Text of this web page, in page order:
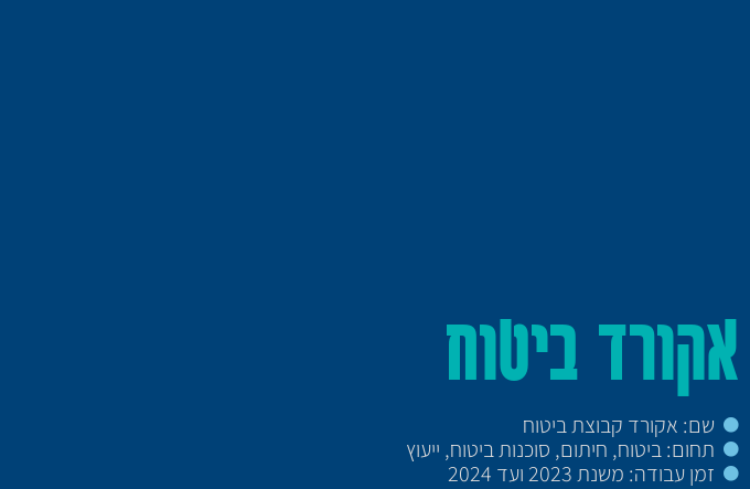
אקורד ביטוח
שם: אקורד קבוצת ביטוח
תחום: ביטוח, חיתום, סוכנות ביטוח, ייעוץ
זמן עבודה: משנת 2023 ועד 2024